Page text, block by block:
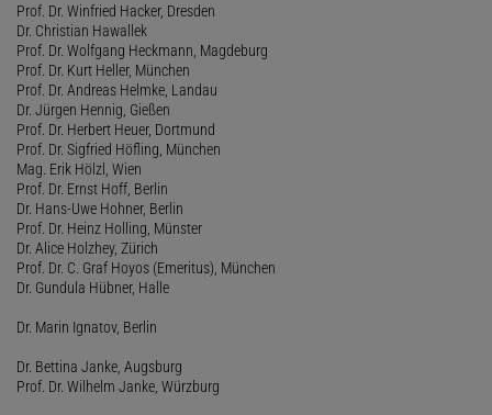
Prof. Dr. Winfried Hacker, Dresden
Dr. Christian Hawallek
Prof. Dr. Wolfgang Heckmann, Magdeburg
Prof. Dr. Kurt Heller, München
Prof. Dr. Andreas Helmke, Landau
Dr. Jürgen Hennig, Gießen
Prof. Dr. Herbert Heuer, Dortmund
Prof. Dr. Sigfried Höfling, München
Mag. Erik Hölzl, Wien
Prof. Dr. Ernst Hoff, Berlin
Dr. Hans-Uwe Hohner, Berlin
Prof. Dr. Heinz Holling, Münster
Dr. Alice Holzhey, Zürich
Prof. Dr. C. Graf Hoyos (Emeritus), München
Dr. Gundula Hübner, Halle
Dr. Marin Ignatov, Berlin
Dr. Bettina Janke, Augsburg
Prof. Dr. Wilhelm Janke, Würzburg